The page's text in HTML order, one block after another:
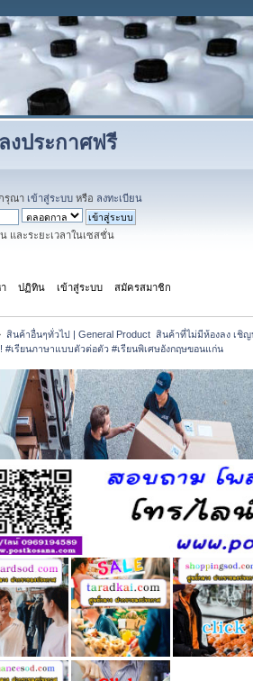
งประกาศฟรี
กรุณา เข้าสู่ระบบ หรือ ลงทะเบียน
และระยะเวลาในเซสชั่น
ปฏิทิน เข้าสู่ระบบ สมัครสมาชิก
สินค้าอื่นๆทั่วไป | General Product  สินค้าที่ไม่มีห้องลง เชิญ
#เรียนภาษาแบบตัวต่อตัว #เรียนพิเศษอังกฤษขอนแก่น